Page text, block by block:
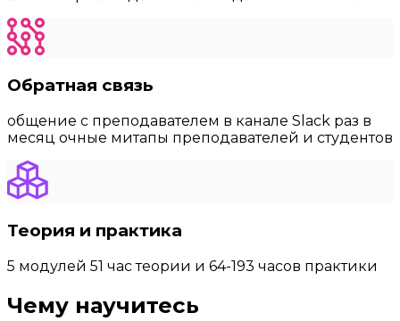
Обратная связь
общение с преподавателем в канале Slack раз в
месяц очные митапы преподавателей и студентов
Теория и практика
5 модулей 51 час теории и 64-193 часов практики
Чему научитесь